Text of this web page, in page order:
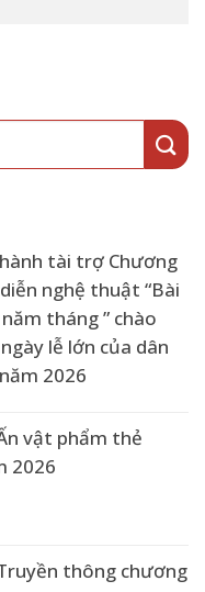
tài trợ Chương
nghệ thuật “Bài
tháng ” chào
lễ lớn của dân
2026
vật phẩm thẻ
2026
thông chương